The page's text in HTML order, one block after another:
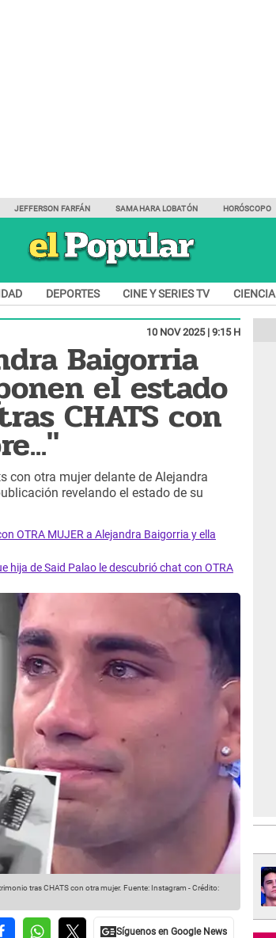
JEFFERSON FARFÁN SAMAHARA LOBATÓN HORÓSCOPO
DEPORTES CINE Y SERIES TV CIENCIA
10 NOV 2025 | 9:15 H
Baigorria
el estado
CHATS con
con otra mujer delante de Alejandra
revelando el estado de su
OTRA MUJER a Alejandra Baigorria y ella
hija de Said Palao le descubrió chat con OTRA
tras CHATS con otra mujer. Fuente: Instagram -Crédito: